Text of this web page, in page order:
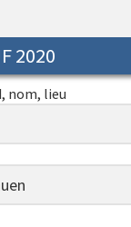
2020
nom, lieu